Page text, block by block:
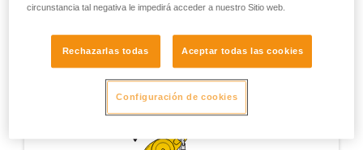
circunstancia tal negativa le impedirá acceder a nuestro Sitio web.
Rechazarlas todas Aceptar todas las cookies
Configuración de cookies